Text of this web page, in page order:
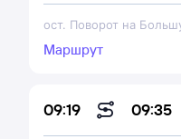
ост. Поворот на
Маршрут
09:19 09:35